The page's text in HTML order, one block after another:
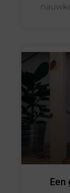
Een